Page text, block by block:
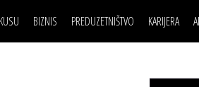
BIZNIS PREDUZETNIŠTVO KARIJERA
DANABIZNIS SCENA
BREND I KOMUNIKACIJE
POSAO
MOJ